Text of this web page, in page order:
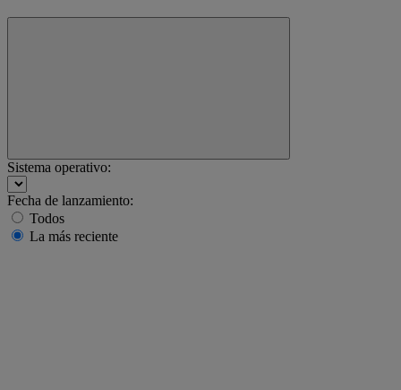
Sistema operativo:
Fecha de lanzamiento:
Todos
La más reciente